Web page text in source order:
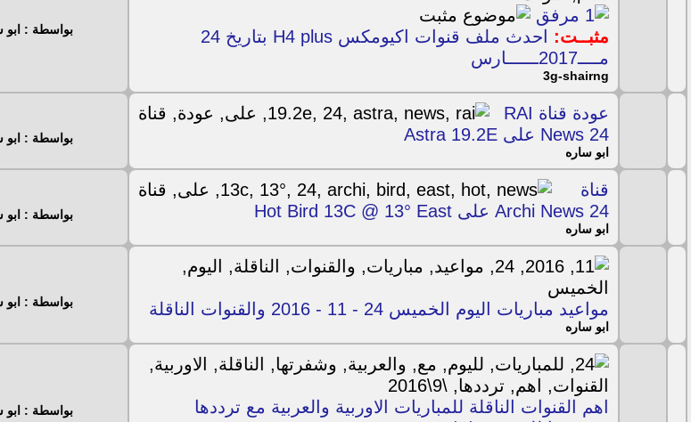
مثبــت:
احدث ملف قنوات اكيومكس H4 plus بتاريخ 24
مــــ2017ــــــارس
3g-shairng
بواسطة : ابو
عودة قناة RAI
News 24 على Astra 19.2E
ابو ساره
بواسطة : ابو
قناة
Archi News 24 على Hot Bird 13C @ 13° East
ابو ساره
بواسطة : ابو
مواعيد مباريات اليوم الخميس 24 - 11 - 2016 والقنوات الناقلة
ابو ساره
بواسطة : ابو
اهم القنوات الناقلة للمباريات الاوربية والعربية مع ترددها
بواسطة : ابو